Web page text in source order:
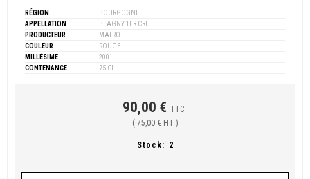
RÉGION
BOURGOGNE
APPELLATION
BLAGNY 1ER CRU
PRODUCTEUR
MATROT
COULEUR
ROUGE
MILLÉSIME
2001
CONTENANCE
75 CL
90,00 € TTC
( 75,00 € HT )
Stock: 2